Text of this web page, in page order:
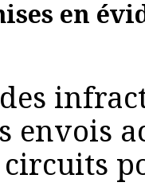
en
envois
circuits